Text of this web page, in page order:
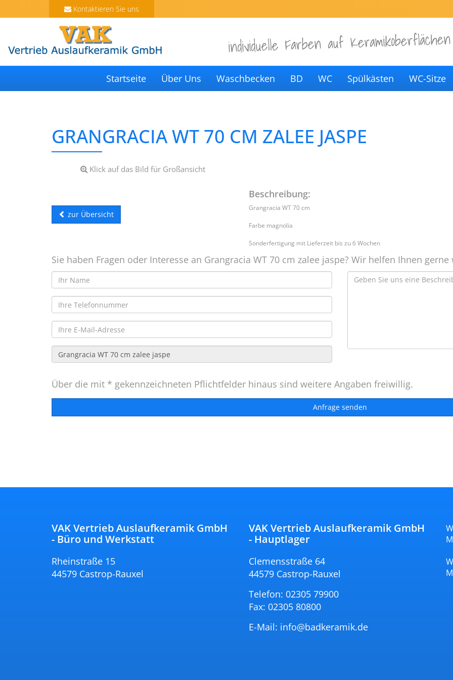
Kontaktieren Sie uns
individuelle Farben auf Keramikoberflächen
Startseite Über Uns Waschbecken BD WC Spülkästen WC-Sitze
GRANGRACIA WT 70 CM ZALEE JASPE
Klick auf das Bild für Großansicht
zur Übersicht
Beschreibung:
Grangracia WT 70 cm
Farbe magnolia
Sonderfertigung mit Lieferzeit bis zu 6 Wochen
Sie haben Fragen oder Interesse an Grangracia WT 70 cm zalee jaspe? Wir helfen Ihnen gerne
Über die mit * gekennzeichneten Pflichtfelder hinaus sind weitere Angaben freiwillig.
VAK Vertrieb Auslaufkeramik GmbH
- Büro und Werkstatt
Rheinstraße 15
44579 Castrop-Rauxel
VAK Vertrieb Auslaufkeramik GmbH
- Hauptlager
Clemensstraße 64
44579 Castrop-Rauxel
Telefon: 02305 79900
Fax: 02305 80800
E-Mail: info@badkeramik.de